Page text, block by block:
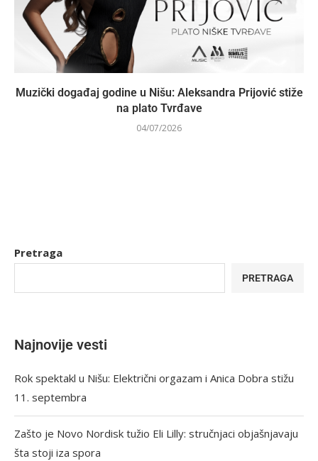
Muzički događaj godine u Nišu: Aleksandra Prijović stiže
na plato Tvrđave
04/07/2026
Pretraga
PRETRAGA
Najnovije vesti
Rok spektakl u Nišu: Električni orgazam i Anica Dobra stižu
11. septembra
Zašto je Novo Nordisk tužio Eli Lilly: stručnjaci objašnjavaju
šta stoji iza spora